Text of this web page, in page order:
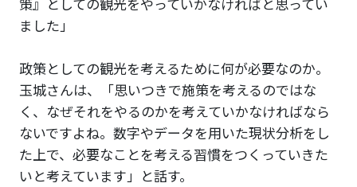
ました」
政策としての観光を考えるために何が必要なのか。
玉城さんは、「思いつきで施策を考えるのではな
く、なぜそれをやるのかを考えていかなければなら
ないですよね。数字やデータを用いた現状分析をし
た上で、必要なことを考える習慣をつくっていきた
いと考えています」と話す。